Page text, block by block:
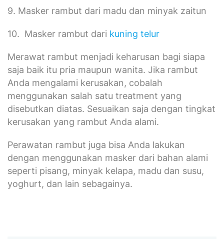
9. Masker rambut dari madu dan minyak zaitun
10. Masker rambut dari kuning telur
Merawat rambut menjadi keharusan bagi siapa
saja baik itu pria maupun wanita. Jika rambut
Anda mengalami kerusakan, cobalah
menggunakan salah satu treatment yang
disebutkan diatas. Sesuaikan saja dengan tingkat
kerusakan yang rambut Anda alami.
Perawatan rambut juga bisa Anda lakukan
dengan menggunakan masker dari bahan alami
seperti pisang, minyak kelapa, madu dan susu,
yoghurt, dan lain sebagainya.